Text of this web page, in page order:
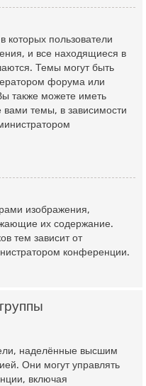
которых пользователи
и все находящиеся в
Темы могут быть
форума или
также можете иметь
вами темы, в зависимости
изображения,
их содержание.
тем зависит от
конференции.
наделённые высшим
Они могут управлять
включая